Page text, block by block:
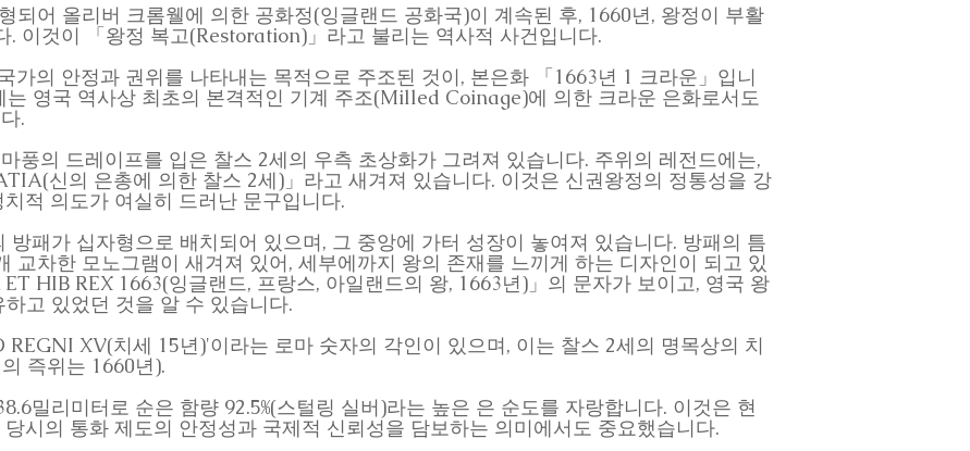
되어 올리버 크롬웰에 의한 공화정(잉글랜드 공화국)이 계속된 후, 1660년, 왕정이 부활
. 이것이 「왕정 복고(Restoration)」라고 불리는 역사적 사건입니다.
가의 안정과 권위를 나타내는 목적으로 주조된 것이, 본은화 「1663년 1 크라운」입니
는 영국 역사상 최초의 본격적인 기계 주조(Milled Coinage)에 의한 크라운 은화로서도
.
풍의 드레이프를 입은 찰스 2세의 우측 초상화가 그려져 있습니다. 주위의 레전드에는,
신의 은총에 의한 찰스 2세)」라고 새겨져 있습니다. 이것은 신권왕정의 정통성을 강
적 의도가 여실히 드러난 문구입니다.
방패가 십자형으로 배치되어 있으며, 그 중앙에 가터 성장이 놓여져 있습니다. 방패의 틈
교차한 모노그램이 새겨져 있어, 세부에까지 왕의 존재를 느끼게 하는 디자인이 되고 있
HIB REX 1663(잉글랜드, 프랑스, 아일랜드의 왕, 1663년)」의 문자가 보이고, 영국 왕
고 있었던 것을 알 수 있습니다.
XV(치세 15년)'이라는 로마 숫자의 각인이 있으며, 이는 찰스 2세의 명목상의 치
즉위는 1660년).
밀리미터로 순은 함량 92.5%(스털링 실버)라는 높은 은 순도를 자랑합니다. 이것은 현
시의 통화 제도의 안정성과 국제적 신뢰성을 담보하는 의미에서도 중요했습니다.